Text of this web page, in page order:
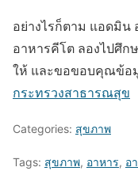
อย่างไรก็ตาม แอดมิ
อาหารคีโต ลองไปศึก
ให้ และขอขอบคุณข้อ
กระทรวงสาธารณสุข
Categories: สุขภาพ
Tags: สุขภาพ, อาหาร, อ